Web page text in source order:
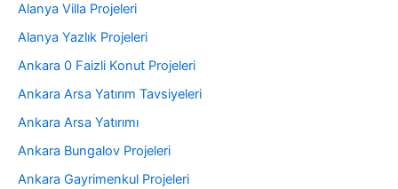
Alanya Villa Projeleri
Alanya Yazlık Projeleri
Ankara 0 Faizli Konut Projeleri
Ankara Arsa Yatırım Tavsiyeleri
Ankara Arsa Yatırımı
Ankara Bungalov Projeleri
Ankara Gayrimenkul Projeleri